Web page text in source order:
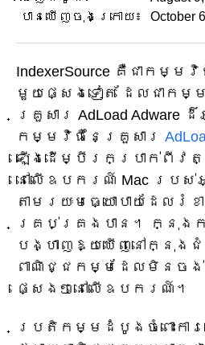
បានឃើញចុងក្រោយ៖
October
IndexerSource គឺជាក
មួយផ្សេងទៀត ដែលជា
គ្រួសារ AdLoad Adware
កម្មវិធីនៃគ្រួសារ
ឡើងដើម្បីរកប្រាក់ពីវ
នៅលើឧបករណ៍ Mac រប
តាមរយៈមធ្យោបាយដែលរំ
គ្រប់គ្រងបាន។ ក្នុងក
បង្ហាញឱ្យឃើញនៅក្នុងជំ
ពាណិជ្ជកម្មដែលមិនចង់
ផ្សេងៗនៅលើឧបករណ៍។
ប្រតិកម្មដំបូងចំពោះការក